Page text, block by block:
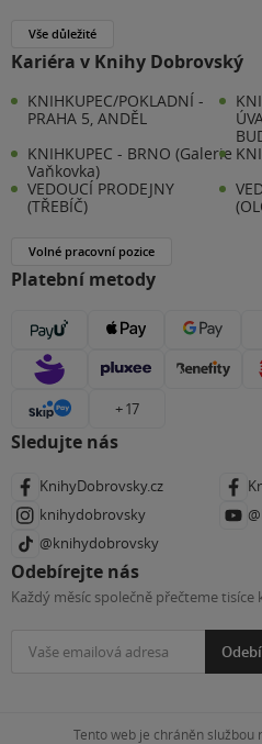
Vše důležité
Kariéra v Knihy Dobrovský
KNIHKUPEC/POKLADNÍ -
PRAHA 5, ANDĚL
KNIHKUPEC - BRNO (Galerie
Vaňkovka)
VEDOUCÍ PRODEJNY
(TŘEBÍČ)
Volné pracovní pozice
Platební metody
+ 17
Sledujte nás
KnihyDobrovsky.cz
knihydobrovsky
@knihydobrovsky
Odebírejte nás
Každý měsíc společně přečteme tisíce
Tento web je chráněn službou